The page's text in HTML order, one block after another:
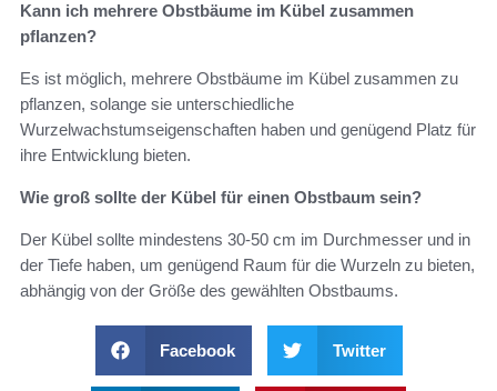
Kann ich mehrere Obstbäume im Kübel zusammen
pflanzen?
Es ist möglich, mehrere Obstbäume im Kübel zusammen zu
pflanzen, solange sie unterschiedliche
Wurzelwachstumseigenschaften haben und genügend Platz für
ihre Entwicklung bieten.
Wie groß sollte der Kübel für einen Obstbaum sein?
Der Kübel sollte mindestens 30-50 cm im Durchmesser und in
der Tiefe haben, um genügend Raum für die Wurzeln zu bieten,
abhängig von der Größe des gewählten Obstbaums.
Facebook Twitter